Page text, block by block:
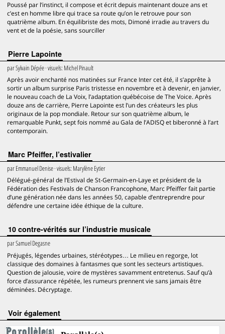
Poussé par l’instinct, il compose et écrit depuis maintenant douze ans et
c’est en homme libre qui trace sa route qu’on le retrouve pour son
quatrième album. En équilibriste des mots, Dimoné irradie au travers du
vent et de la poésie, sans sourciller
Pierre Lapointe
parSylvain Dépée· visuels: Michel Pinault
Après avoir enchanté nos matinées sur France Inter cet été, il s’apprête à
sortir un album surprise Paris tristesse en novembre et à devenir, en janvier,
le nouveau coach de La Voix, l’adaptation québécoise de The Voice. Après
douze ans de carrière, Pierre Lapointe est l’un des créateurs les plus
originaux de la pop mondiale. Retour sur son quatrième album, le
remarquable Punkt, sept fois nommé au Gala de l’ADISQ et biberonné à l’art
contemporain.
Marc Pfeiffer, l’estivalier
parEmmanuel Denise· visuels: Marylène Eytier
Délégué-général de l’Estival de St-Germain-en-Laye et président de la
Fédération des Festivals de Chanson Francophone, Marc Pfeiffer fait partie
d’une génération née dans les années 50, capable d’entreprendre pour
défendre une certaine idée éthique de la culture.
10 contre-vérités sur l’industrie musicale
parSamuel Degasne
Préjugés, légendes urbaines, stéréotypes… Le milieu en regorge, lot
classique des domaines à fantasmes que sont les secteurs artistiques.
Question de jalousie, voire de mystères savamment entretenus. Sauf qu’à
force d’assurance répétée, les rumeurs prennent vie sans jamais être
déminées. Décryptage.
voir également